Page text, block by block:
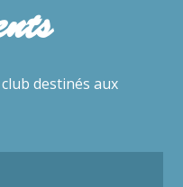
destinés aux